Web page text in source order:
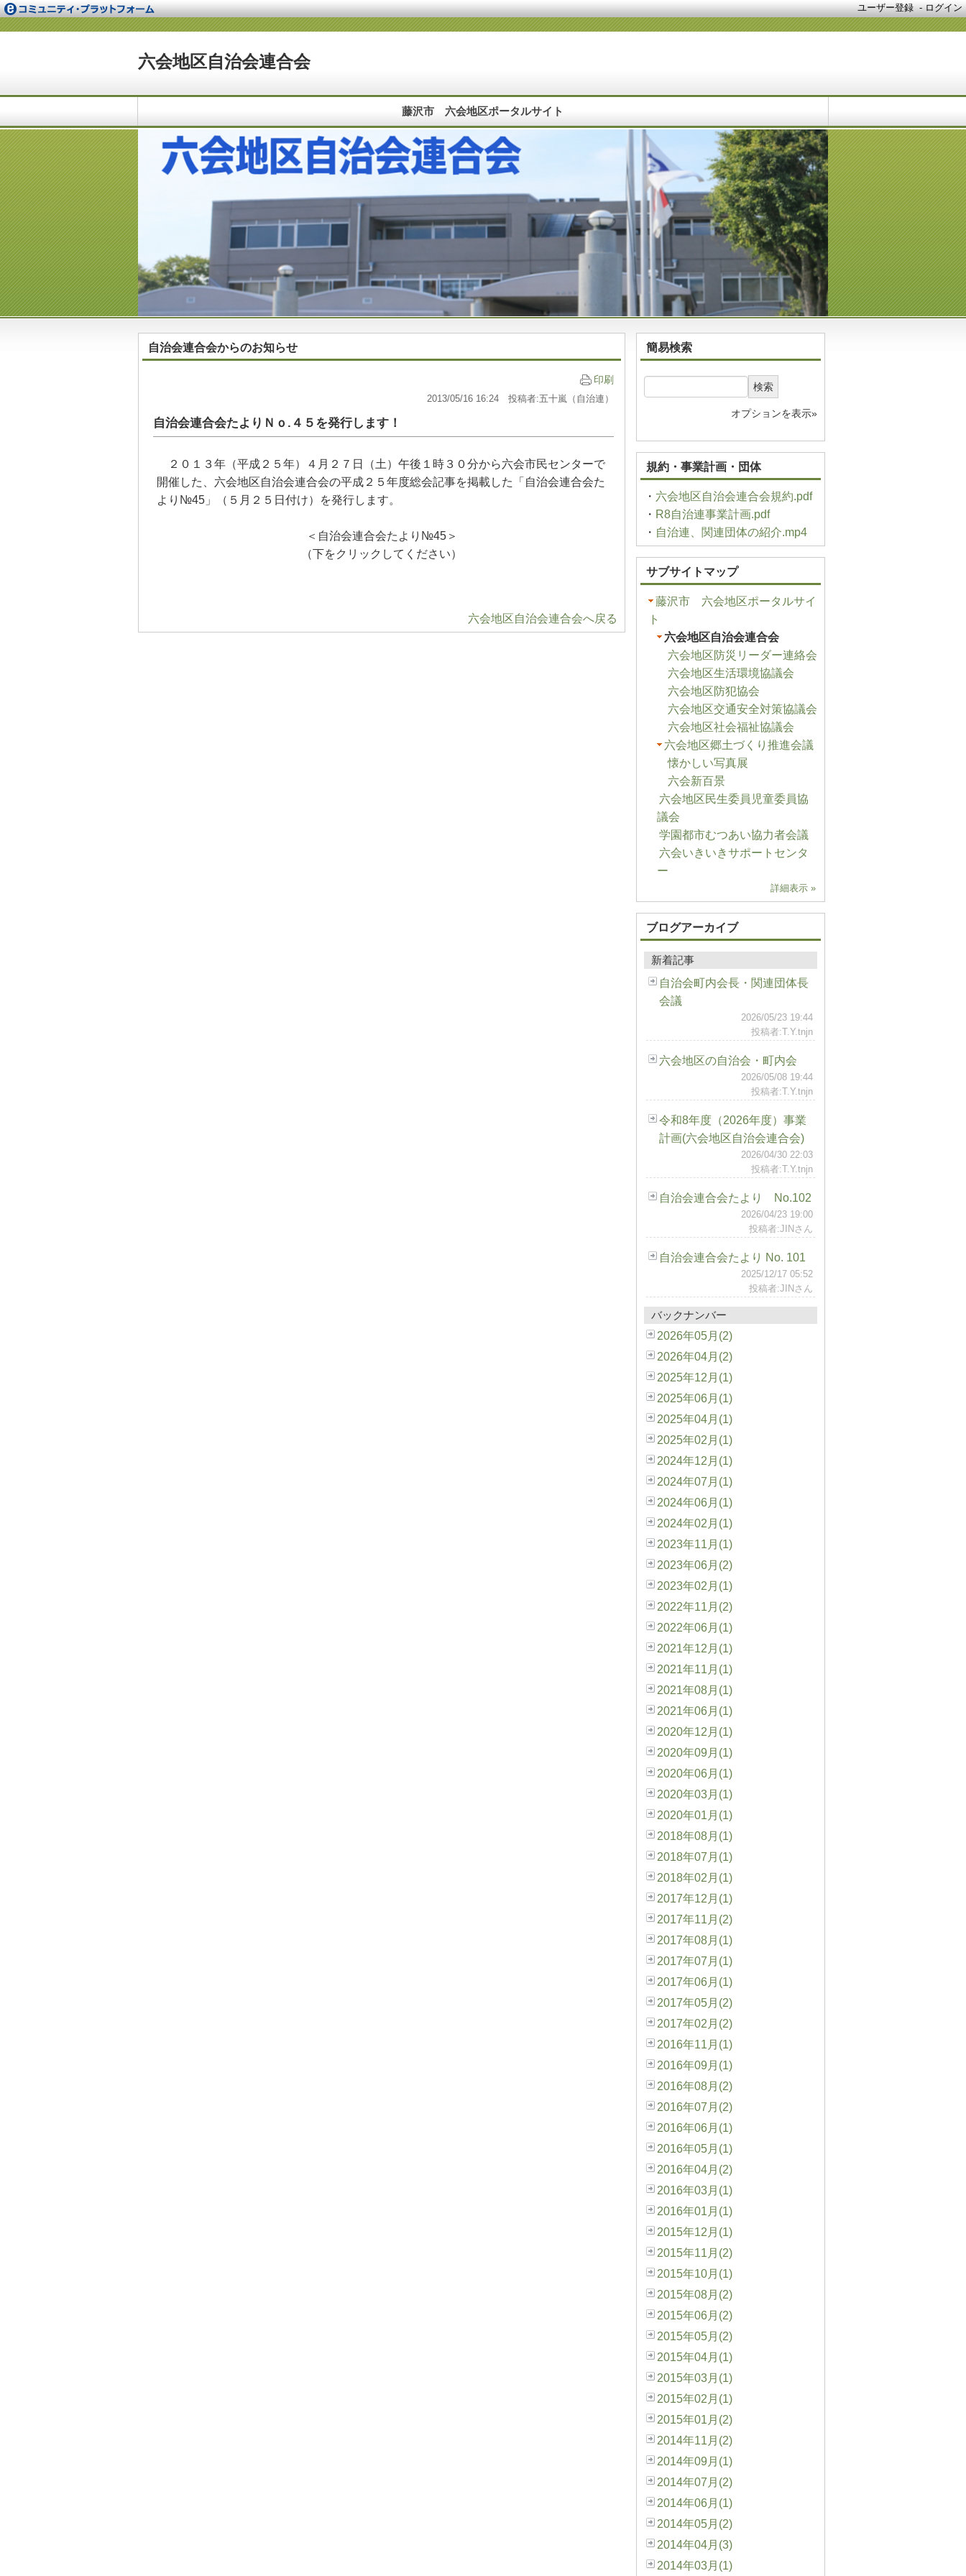
ユーザー登録 -ログイン
六会地区自治会連合会
藤沢市 六会地区ポータルサイト
自治会連合会からのお知らせ
印刷
2013/05/16 16:24 投稿者:五十嵐（自治連）
自治会連合会たよりＮｏ.４５を発行します！
２０１３年（平成２５年）４月２７日（土）午後１時３０分から六会市民センターで
開催した、六会地区自治会連合会の平成２５年度総会記事を掲載した「自治会連合会た
より№45」（５月２５日付け）を発行します。
＜自治会連合会たより№45＞
（下をクリックしてください）
六会地区自治会連合会へ戻る
簡易検索
検索
オプションを表示»
規約・事業計画・団体
・ 六会地区自治会連合会規約.pdf
・ R8自治連事業計画.pdf
・ 自治連、関連団体の紹介.mp4
サブサイトマップ
藤沢市 六会地区ポータルサイ
ト
六会地区自治会連合会
六会地区防災リーダー連絡会
六会地区生活環境協議会
六会地区防犯協会
六会地区交通安全対策協議会
六会地区社会福祉協議会
六会地区郷土づくり推進会議
懐かしい写真展
六会新百景
六会地区民生委員児童委員協
議会
学園都市むつあい協力者会議
六会いきいきサポートセンタ
ー
詳細表示 »
ブログアーカイブ
新着記事
自治会町内会長・関連団体長
会議
2026/05/23 19:44
投稿者:T.Y.tnjn
六会地区の自治会・町内会
2026/05/08 19:44
投稿者:T.Y.tnjn
令和8年度（2026年度）事業
計画(六会地区自治会連合会)
2026/04/30 22:03
投稿者:T.Y.tnjn
自治会連合会たより No.102
2026/04/23 19:00
投稿者:JINさん
自治会連合会たより No. 101
2025/12/17 05:52
投稿者:JINさん
バックナンバー
2026年05月(2)
2026年04月(2)
2025年12月(1)
2025年06月(1)
2025年04月(1)
2025年02月(1)
2024年12月(1)
2024年07月(1)
2024年06月(1)
2024年02月(1)
2023年11月(1)
2023年06月(2)
2023年02月(1)
2022年11月(2)
2022年06月(1)
2021年12月(1)
2021年11月(1)
2021年08月(1)
2021年06月(1)
2020年12月(1)
2020年09月(1)
2020年06月(1)
2020年03月(1)
2020年01月(1)
2018年08月(1)
2018年07月(1)
2018年02月(1)
2017年12月(1)
2017年11月(2)
2017年08月(1)
2017年07月(1)
2017年06月(1)
2017年05月(2)
2017年02月(2)
2016年11月(1)
2016年09月(1)
2016年08月(2)
2016年07月(2)
2016年06月(1)
2016年05月(1)
2016年04月(2)
2016年03月(1)
2016年01月(1)
2015年12月(1)
2015年11月(2)
2015年10月(1)
2015年08月(2)
2015年06月(2)
2015年05月(2)
2015年04月(1)
2015年03月(1)
2015年02月(1)
2015年01月(2)
2014年11月(2)
2014年09月(1)
2014年07月(2)
2014年06月(1)
2014年05月(2)
2014年04月(3)
2014年03月(1)